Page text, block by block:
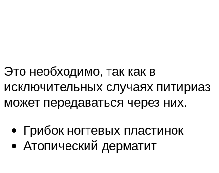
Это необходимо, так как в
исключительных случаях питириаз
может передаваться через них.
Грибок ногтевых пластинок
Атопический дерматит